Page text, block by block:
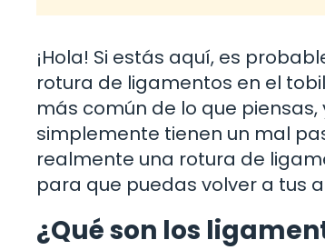
¡Hola! Si estás aquí, es
rotura de ligamentos en el
más común de lo que
simplemente tienen un mal
realmente una rotura de
para que puedas volver a tus
¿Qué son los